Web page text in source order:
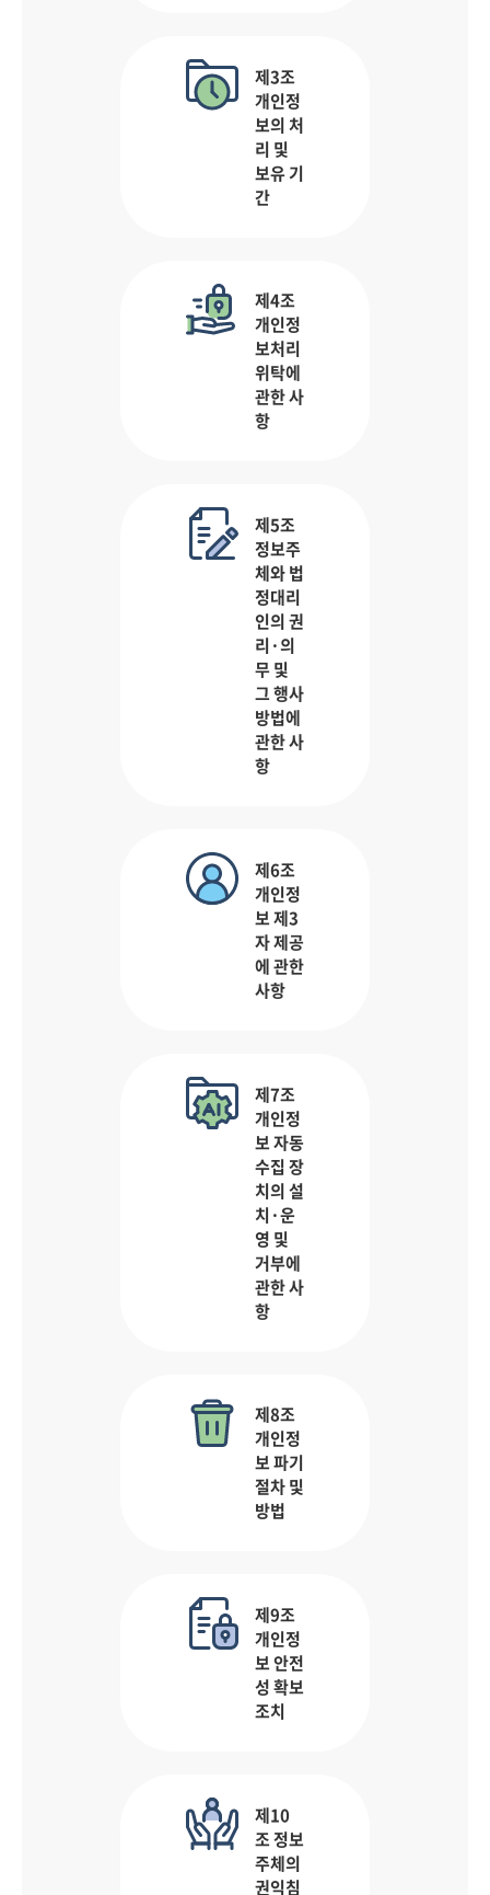
제3조
개인정
보의 처
리 및
보유 기
간
제4조
개인정
보처리
위탁에
관한 사
항
제5조
정보주
체와 법
정대리
인의 권
리·의
무 및
그 행사
방법에
관한 사
항
제6조
개인정
보 제3
자 제공
에 관한
사항
제7조
개인정
보 자동
수집 장
치의 설
치·운
영 및
거부에
관한 사
항
제8조
개인정
보 파기
절차 및
방법
제9조
개인정
보 안전
성 확보
조치
제10
조 정보
주체의
권익침